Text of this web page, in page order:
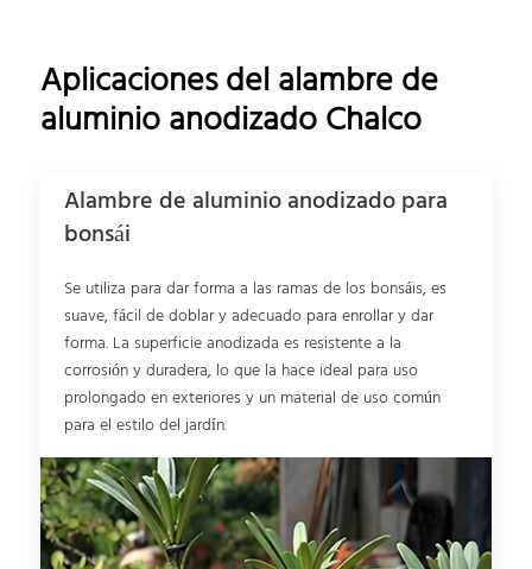
Aplicaciones del alambre de
aluminio anodizado Chalco
Alambre de aluminio anodizado para
bonsái
Se utiliza para dar forma a las ramas de los bonsáis, es
suave, fácil de doblar y adecuado para enrollar y dar
forma. La superficie anodizada es resistente a la
corrosión y duradera, lo que la hace ideal para uso
prolongado en exteriores y un material de uso común
para el estilo del jardín.